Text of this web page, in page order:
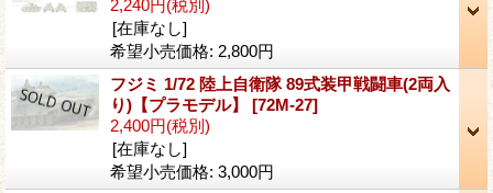
2,240円(税別)
[在庫なし]
希望小売価格: 2,800円
フジミ 1/72 陸上自衛隊 89式装甲戦闘車(2両入
り)【プラモデル】 [72M-27]
2,400円(税別)
[在庫なし]
希望小売価格: 3,000円